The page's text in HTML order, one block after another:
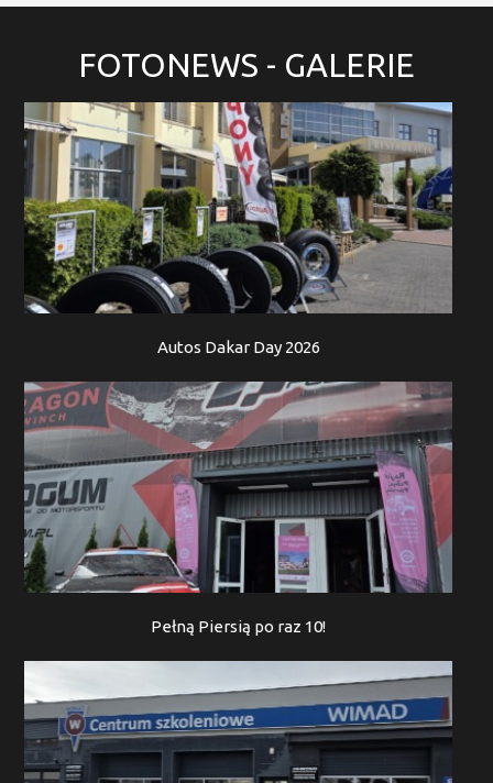
FOTONEWS - GALERIE
Autos Dakar Day 2026
Pełną Piersią po raz 10!